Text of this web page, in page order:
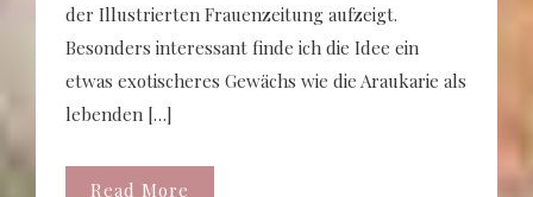
der Illustrierten Frauenzeitung aufzeigt.
Besonders interessant finde ich die Idee ein
etwas exotischeres Gewächs wie die Araukarie als
lebenden […]
Read More